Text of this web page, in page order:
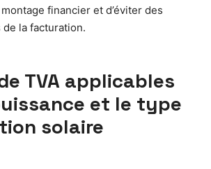
financier et d’éviter des
la facturation.
TVA applicables
et le type
solaire